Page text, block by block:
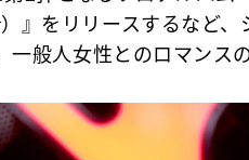
）』をリリースするなど
一般人女性とのロマンス